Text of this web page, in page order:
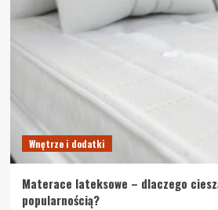
Wnętrze i dodatki
Materace lateksowe – dlaczego
popularnością?